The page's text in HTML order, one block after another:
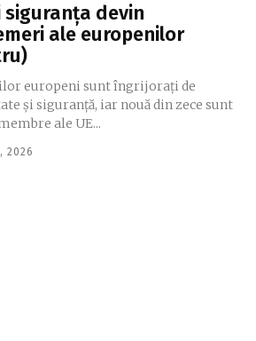
devin
ale europenilor
europeni sunt îngrijorați de
și siguranță, iar nouă din zece sunt
ale UE...
2026